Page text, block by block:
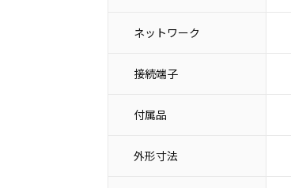
ネットワーク
接続端子
付属品
外形寸法